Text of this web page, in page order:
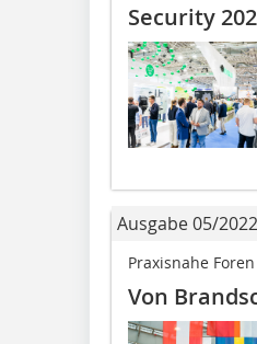
Security
Ausgabe 05/2022
Praxisnahe
Von